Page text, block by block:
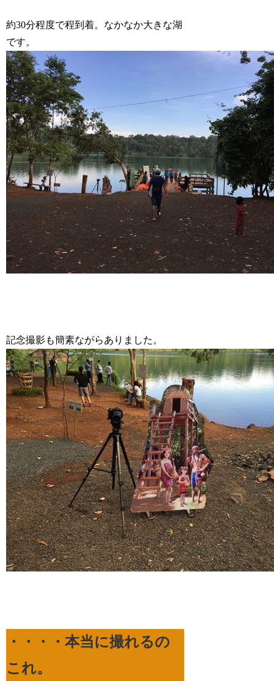
約30分程度で程到着。なかなか大きな湖
です。
記念撮影も簡素ながらありました。
・・・・本当に撮れるの
これ。